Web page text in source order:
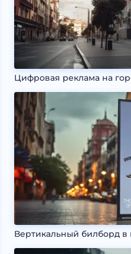
Цифровая реклама на
Вертикальный билборд в